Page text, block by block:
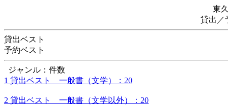
東
貸出／
貸出ベスト
予約ベスト
ジャンル：件数
1 貸出ベスト 一般書（文学）：20
2 貸出ベスト 一般書（文学以外）：20